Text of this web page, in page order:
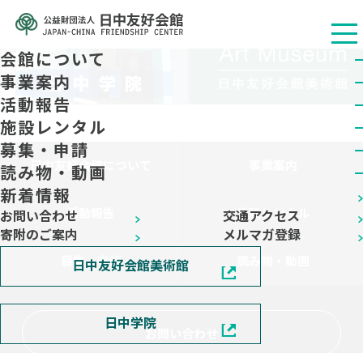
会館について
事業案内
活動報告
施設レンタル
募集・申請
読み物・動画
新着情報
お問い合わせ
交通アクセス
寄附のご案内
メルマガ登録
日中友好会館美術館
日中学院
お問い合わせ
日中友好会館について
活動報告 施設レンタル
募集・申請